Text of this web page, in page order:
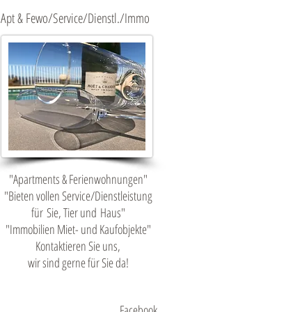
Apt & Fewo/Service/Dienstl./Immo
"Apartments & Ferienwohnungen"
"Bieten vollen Service/Dienstleistung
für Sie, Tier und Haus"
"Immobilien Miet- und Kaufobjekte"
Kontaktieren Sie uns,
wir sind gerne für Sie da!